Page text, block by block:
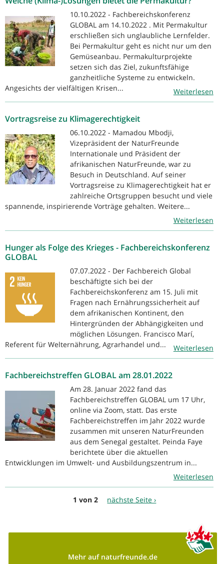
10.10.2022 - Fachbereichskonferenz
GLOBAL am 14.10.2022 . Mit Permakultur
erschließen sich unglaubliche Lernfelder.
Bei Permakultur geht es nicht nur um den
Gemüseanbau. Permakulturprojekte
setzen sich das Ziel, zukunftsfähige
ganzheitliche Systeme zu entwickeln.
Angesichts der vielfältigen Krisen...
Weiterlesen
Vortragsreise zu Klimagerechtigkeit
06.10.2022 - Mamadou Mbodji,
Vizepräsident der NaturFreunde
Internationale und Präsident der
afrikanischen NaturFreunde, war zu
Besuch in Deutschland. Auf seiner
Vortragsreise zu Klimagerechtigkeit hat er
zahlreiche Ortsgruppen besucht und viele
spannende, inspirierende Vorträge gehalten. Weitere...
Weiterlesen
Hunger als Folge des Krieges - Fachbereichskonferenz
GLOBAL
07.07.2022 - Der Fachbereich Global
beschäftigte sich bei der
Fachbereichskonferenz am 15. Juli mit
Fragen nach Ernährungssicherheit auf
dem afrikanischen Kontinent, den
Hintergründen der Abhängigkeiten und
möglichen Lösungen. Francisco Marí,
Referent für Welternährung, Agrarhandel und...
Weiterlesen
Fachbereichstreffen GLOBAL am 28.01.2022
Am 28. Januar 2022 fand das
Fachbereichstreffen GLOBAL um 17 Uhr,
online via Zoom, statt. Das erste
Fachbereichstreffen im Jahr 2022 wurde
zusammen mit unseren NaturFreunden
aus dem Senegal gestaltet. Peinda Faye
berichtete über die aktuellen
Entwicklungen im Umwelt- und Ausbildungszentrum in...
Weiterlesen
1 von 2 nächste Seite ›
Mehr auf naturfreunde.de